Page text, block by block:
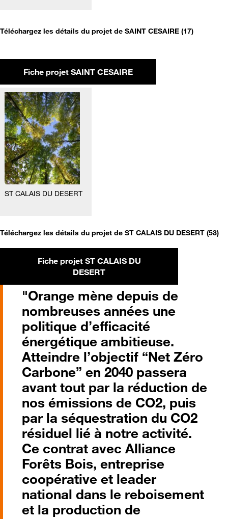
Téléchargez les détails du projet de SAINT CESAIRE (17)
Fiche projet SAINT CESAIRE
ST CALAIS DU DESERT
Téléchargez les détails du projet de ST CALAIS DU DESERT (53)
Fiche projet ST CALAIS DU
DESERT
"Orange mène depuis de
nombreuses années une
politique d’efficacité
énergétique ambitieuse.
Atteindre l’objectif “Net Zéro
Carbone” en 2040 passera
avant tout par la réduction de
nos émissions de CO2, puis
par la séquestration du CO2
résiduel lié à notre activité.
Ce contrat avec Alliance
Forêts Bois, entreprise
coopérative et leader
national dans le reboisement
et la production de